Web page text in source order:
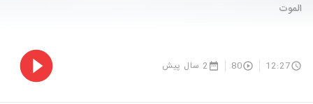
الموت
12:27
80 2 سال پیش